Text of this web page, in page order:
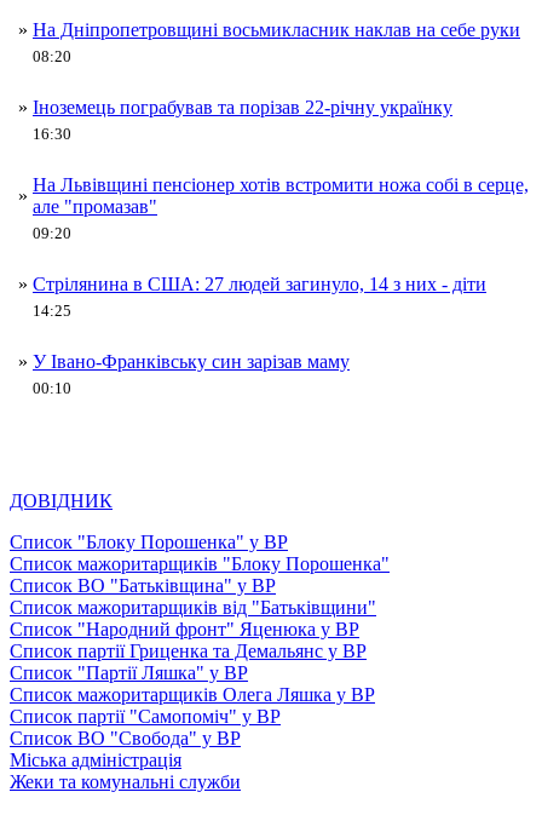
» На Дніпропетровщині восьмикласник наклав на себе руки
08:20
» Іноземець пограбував та порізав 22-річну українку
16:30
»
На Львівщині пенсіонер хотів встромити ножа собі в серце,
але "промазав"
09:20
» Стрілянина в США: 27 людей загинуло, 14 з них - діти
14:25
» У Івано-Франківську син зарізав маму
00:10
ДОВІДНИК
Список "Блоку Порошенка" у ВР
Список мажоритарщиків "Блоку Порошенка"
Список ВО "Батьківщина" у ВР
Список мажоритарщиків від "Батьківщини"
Список "Народний фронт" Яценюка у ВР
Список партії Гриценка та Демальянс у ВР
Список "Партії Ляшка" у ВР
Список мажоритарщиків Олега Ляшка у ВР
Список партії "Самопоміч" у ВР
Список ВО "Свобода" у ВР
Міська адміністрація
Жеки та комунальні служби